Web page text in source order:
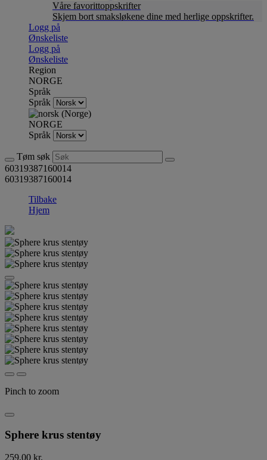
Våre favorittoppskrifter
Skjem bort smaksløkene dine med herlige oppskrifter.
Logg på
Ønskeliste
Logg på
Ønskeliste
Region
NORGE
Språk
Språk
NORGE
Språk
Tøm søk
60319387160014
60319387160014
Tilbake
Hjem
Pinch to zoom
Sphere krus stentøy
259,00 kr.